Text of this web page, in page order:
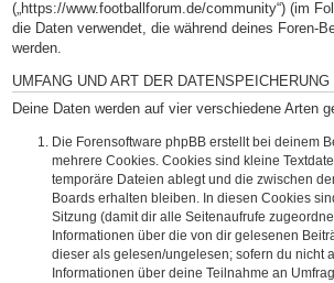
(„https://www.footballforum.de/community“) (im
die Daten verwendet, die während deines Foren-
werden.
UMFANG UND ART DER DATENSPEICHERUNG
Deine Daten werden auf vier verschiedene Arten
Die Forensoftware phpBB erstellt bei deinem
mehrere Cookies. Cookies sind kleine
temporäre Dateien ablegt und die zwischen
Boards erhalten bleiben. In diesen Cookies
Sitzung (damit dir alle Seitenaufrufe
Informationen über die von dir gelesenen
dieser als gelesen/ungelesen; sofern du nicht
Informationen über deine Teilnahme an